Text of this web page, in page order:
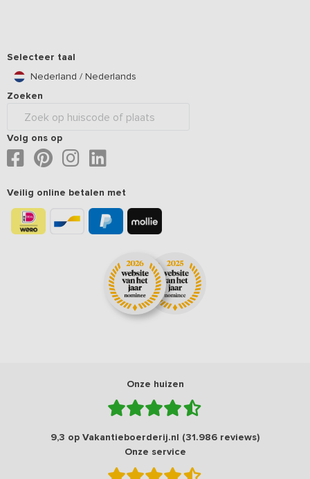
Selecteer taal
Nederland / Nederlands
Zoeken
Volg ons op
Veilig online betalen met
Onze huizen
9,3 op Vakantieboerderij.nl (31.986 reviews)
Onze service